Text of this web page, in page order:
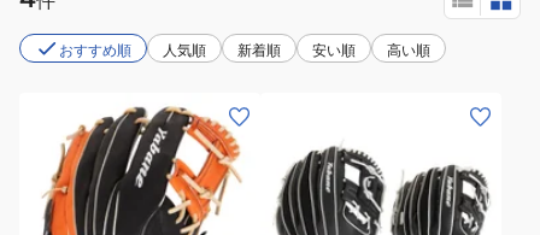
おすすめ順 人気順 新着順 安い順 高い順